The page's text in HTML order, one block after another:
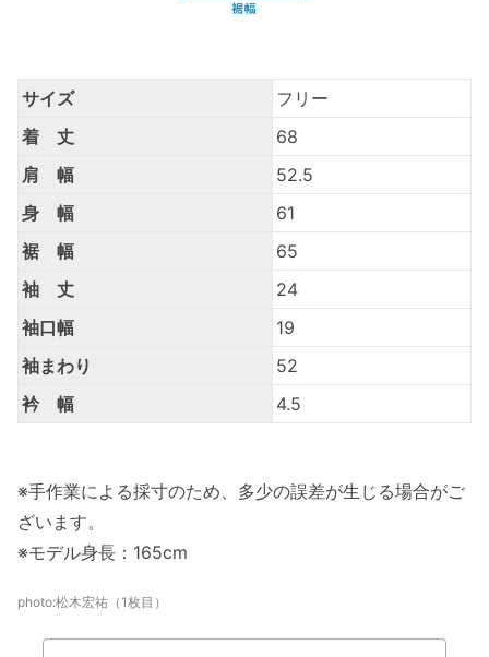
サイズ
フリー
着 丈
68
肩 幅
52.5
身 幅
61
裾 幅
65
袖 丈
24
袖口幅
19
袖まわり
52
衿 幅
4.5
※手作業による採寸のため、多少の誤差が生じる場合がご
ざいます。
※モデル身長：165cm
photo:松木宏祐（1枚目）